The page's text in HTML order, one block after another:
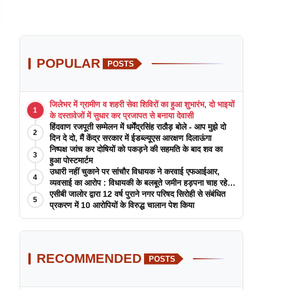
POPULAR POSTS
1
जिलेभर में ग्रामीण व शहरी सेवा शिविरों का हुआ शुभारंभ, दो भाइयों
के दस्तावेजों में सुधार कर प्रजापत से बनाया देवासी
2
हिंदवाण रजपूती सम्मेलन में धर्मेंद्रसिंह राठौड़ बोले - आप मुझे दो
दिन दे दो, मैं केंद्र सरकार में ईडब्ल्यूएस आरक्षण दिलाऊंगा
3
निष्पक्ष जांच कर दोषियों को पकड़ने की सहमति के बाद शव का
हुआ पोस्टमार्टम
4
उधारी नहीं चुकाने पर सांचौर विधायक ने करवाई एफआईआर,
व्यवसाई का आरोप : विधायकी के बलबूते जमीन हड़पना चाह रहे
सांचौर MLA जीवाराम !
5
एसीबी जालोर द्वारा 12 वर्ष पुराने नगर परिषद सिरोही से संबंधित
प्रकरण में 10 आरोपियों के विरुद्ध चालान पेश किया
RECOMMENDED POSTS